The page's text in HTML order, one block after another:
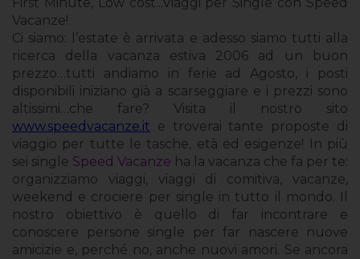
Vacanze!
Ci siamo: l’estate è arrivata e adesso siamo tutti alla
ricerca della vacanza estiva 2006 ad un buon
prezzo…tutti andiamo in ferie ad Agosto, i posti
disponibili iniziano già a scarseggiare e i prezzi sono
altissimi…che fare? Visita il nostro sito
www.speedvacanze.it e troverai tante proposte di
viaggio per tutte le tasche, età ed esigenze! In più
sei single Speed Vacanze ha la vacanza che fa per te:
organizziamo viaggi, viaggi di comitiva, vacanze,
weekend e crociere per single in tutto il mondo. Il
nostro obiettivo è quello di far incontrare e
conoscere persone single per far nascere nuove
amicizie e, perché no, anche nuovi amori. Se ancora